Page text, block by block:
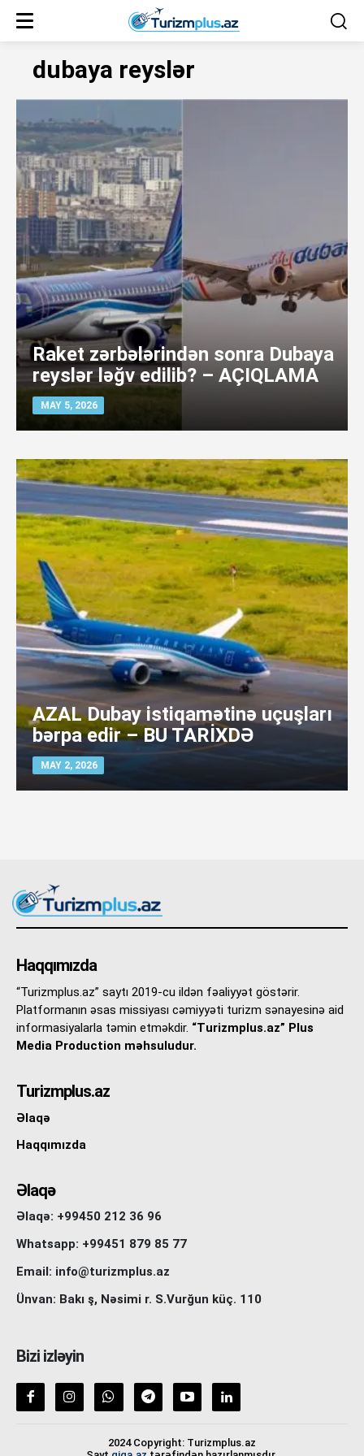
dubaya reyslər
Raket zərbələrindən sonra Dubaya
reyslər ləğv edilib? – AÇIQLAMA
MAY 5, 2026
AZAL Dubay istiqamətinə uçuşları
bərpa edir – BU TARİXDƏ
MAY 2, 2026
Haqqımızda
“Turizmplus.az” saytı 2019-cu ildən fəaliyyət göstərir.
Platformanın əsas missiyası cəmiyyəti turizm sənayesinə aid
informasiyalarla təmin etməkdir. “Turizmplus.az” Plus
Media Production məhsuludur.
Turizmplus.az
Əlaqə
Haqqımızda
Əlaqə
Əlaqə: +99450 212 36 96
Whatsapp: +99451 879 85 77
Email: info@turizmplus.az
Ünvan: Bakı ş, Nəsimi r. S.Vurğun küç. 110
Bizi izləyin
2024 Copyright: Turizmplus.az